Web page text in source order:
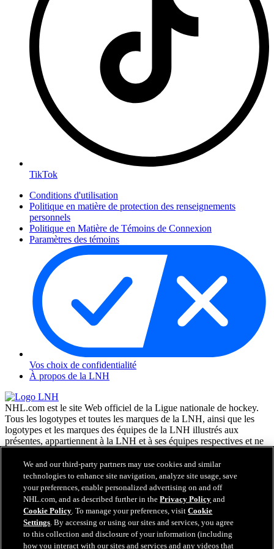
TikTok
Conditions d'utilisation
Politique en matière de protection des renseignements
personnels
Politique en Matière de Témoins de Connexion
Paramètres des témoins
Vos choix de confidentialité
À propos de la LNH
NHL.com est le site Web officiel de la Ligue nationale de hockey.
Tous les logotypes et toutes les marques de la LNH, ainsi que les
logotypes et les marques des équipes de la LNH illustrés aux
présentes, appartiennent à la LNH et à ses équipes respectives et ne
Enterprises, L.P. © LNH 2026. Tous droits réservés. Tous les
chandails d'équipe de la LNH personnalisés avec les noms des
joueurs de la LNH et leurs numéros sont officiellement sous license
de la LNH et de l'AJLNH. Le mot servant de marque Zamboni et la
configuration de la surfaceuse Zamboni sont des marques de
commerce déposées de Frank J. Zamboni & Co., Inc. © Frank J.
Zamboni & Co., Inc. 2026. Tous droits réservés. Toute autre marque
déposée ou tout droit d'auteur d'une tierce partie sont la propriété de
We and our third-party partners may use cookies and similar
technologies to enhance site navigation, analyze site usage, save
your preferences, enable personalized advertising on and off
NHL.com, and as described further in thePrivacy Policy and
Cookie Policy. To manage your preferences, visitCookie
Settings. By accessing or using our sites and services, you agree
to this collection and disclosure of your information (including
how you interact with our sites and services and any videos that